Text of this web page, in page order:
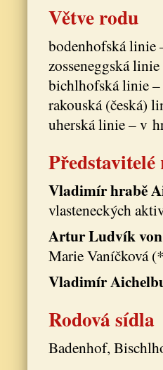
Větve rodu
bodenhofská linie
zosseneggská
bichlhofská linie –
rakouská (česká)
uherská linie – v
Představitelé
Vladimír hrabě
vlasteneckých
Artur Ludvík
Marie Vaníčková
Vladimír
Rodová sídla
Badenhof,